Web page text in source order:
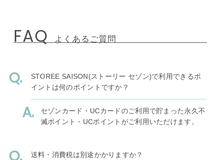
FAQ よくあるご質問
STOREE SAISON(ストーリー セゾン)で利用できるポ
イントは何のポイントですか？
セゾンカード・UCカードのご利用で貯まった永久不
滅ポイント・UCポイントがご利用いただけます。
送料・消費税は別途かかりますか？